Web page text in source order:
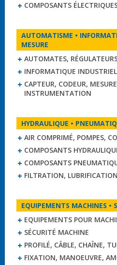
COMPOSANTS
AUTOMATISME •
MESURE
AUTOMATES,
INFORMATIQUE
CAPTEUR, CODEUR,
INSTRUMENTATION
HYDRAULIQUE •
AIR COMPRIMÉ, POMPES,
COMPOSANTS
COMPOSANTS
FILTRATION,
EQUIPEMENTS MACHINES •
EQUIPEMENTS POUR
SÉCURITÉ MACHINE
PROFILÉ, CÂBLE, CHAÎNE,
FIXATION, MANOEUVRE,